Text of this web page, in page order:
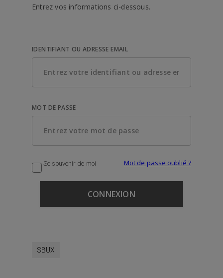
Entrez vos informations ci-dessous.
IDENTIFIANT OU ADRESSE EMAIL
MOT DE PASSE
Se souvenir de moi Mot de passe oublié ?
SBUX